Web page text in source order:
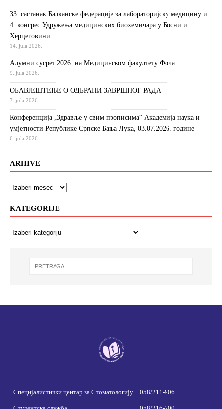
33. састанак Балканске федерације за лабораторијску медицину и
4. конгрес Удружења медицинских биохемичара у Босни и
Херцеговини
14. jula 2026.
Алумни сусрет 2026. на Медицинском факултету Фоча
9. jula 2026.
ОБАВЈЕШТЕЊЕ О ОДБРАНИ ЗАВРШНОГ РАДА
7. jula 2026.
Конференција „Здравље у свим прописима“ Академија наука и
умјетности Републике Српске Бања Лука, 03.07.2026. године
6. jula 2026.
ARHIVE
KATEGORIJE
Специјалистички центар за Стоматологију 058/211-906